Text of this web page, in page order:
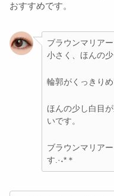
おすすめです。
ブラウンマリア
小さく、ほんの
輪郭がくっきり
ほんの少し白目
いです。
ブラウンマリア
す.·˖*＊